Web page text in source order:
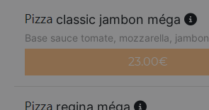
classic jambon méga
Base sauce tomate, mozzarella, jambon
23.00€
regina méga